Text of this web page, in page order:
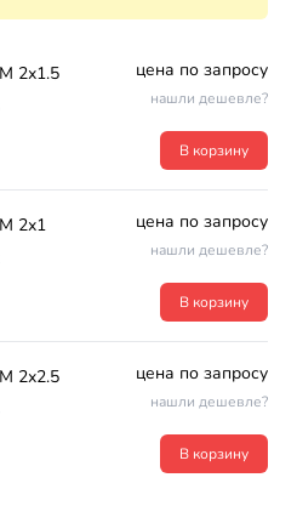
2х1.5 цена по запросу
нашли дешевле?
В корзину
2х1 цена по запросу
нашли дешевле?
В корзину
2х2.5 цена по запросу
нашли дешевле?
В корзину